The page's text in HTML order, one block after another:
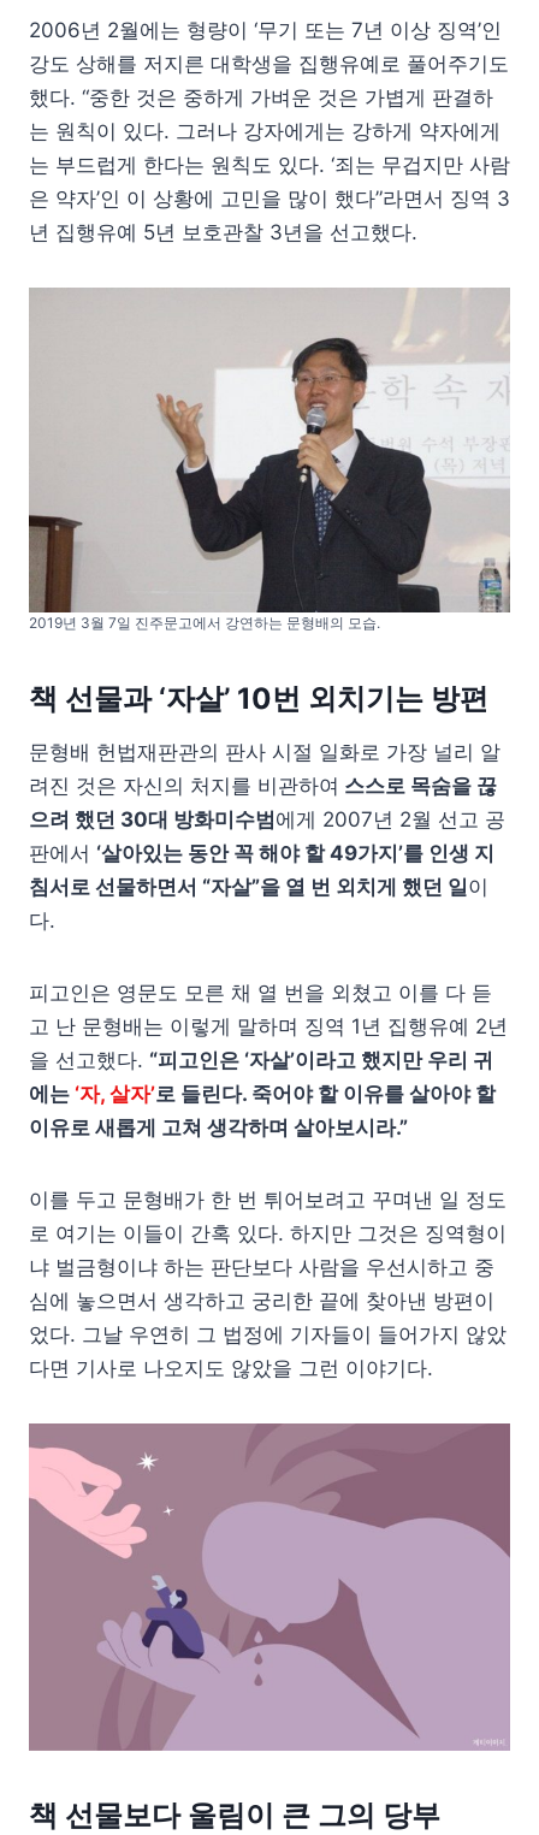
2006년 2월에는 형량이 ‘무기 또는 7년 이상 징역’인
강도 상해를 저지른 대학생을 집행유예로 풀어주기도
했다. “중한 것은 중하게 가벼운 것은 가볍게 판결하
는 원칙이 있다. 그러나 강자에게는 강하게 약자에게
는 부드럽게 한다는 원칙도 있다. ‘죄는 무겁지만 사람
은 약자’인 이 상황에 고민을 많이 했다”라면서 징역 3
년 집행유예 5년 보호관찰 3년을 선고했다.
2019년 3월 7일 진주문고에서 강연하는 문형배의 모습.
책 선물과 ‘자살’ 10번 외치기는 방편
문형배 헌법재판관의 판사 시절 일화로 가장 널리 알
려진 것은 자신의 처지를 비관하여 스스로 목숨을 끊
으려 했던 30대 방화미수범에게 2007년 2월 선고 공
판에서 ‘살아있는 동안 꼭 해야 할 49가지’를 인생 지
침서로 선물하면서 “자살”을 열 번 외치게 했던 일이
다.
피고인은 영문도 모른 채 열 번을 외쳤고 이를 다 듣
고 난 문형배는 이렇게 말하며 징역 1년 집행유예 2년
을 선고했다. “피고인은 ‘자살’이라고 했지만 우리 귀
에는 ‘자, 살자’로 들린다. 죽어야 할 이유를 살아야 할
이유로 새롭게 고쳐 생각하며 살아보시라.”
이를 두고 문형배가 한 번 튀어보려고 꾸며낸 일 정도
로 여기는 이들이 간혹 있다. 하지만 그것은 징역형이
냐 벌금형이냐 하는 판단보다 사람을 우선시하고 중
심에 놓으면서 생각하고 궁리한 끝에 찾아낸 방편이
었다. 그날 우연히 그 법정에 기자들이 들어가지 않았
다면 기사로 나오지도 않았을 그런 이야기다.
책 선물보다 울림이 큰 그의 당부